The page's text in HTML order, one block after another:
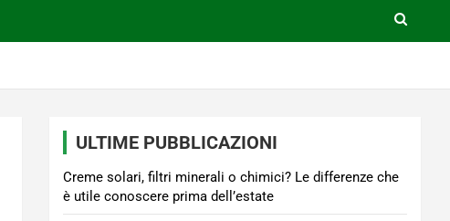
ULTIME PUBBLICAZIONI
Creme solari, filtri minerali o chimici? Le differenze che
è utile conoscere prima dell’estate